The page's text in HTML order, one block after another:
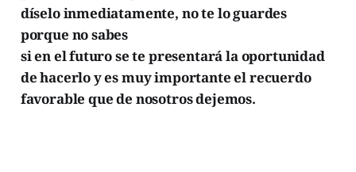
díselo inmediatamente, no te lo guardes
porque no sabes
si en el futuro se te presentará la oportunidad
de hacerlo y es muy importante el recuerdo
favorable que de nosotros dejemos.